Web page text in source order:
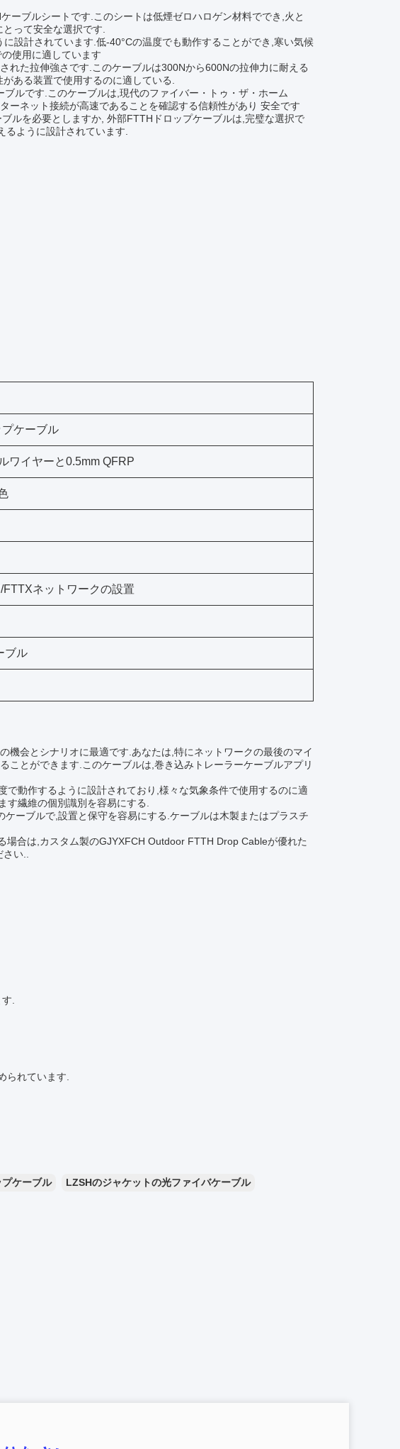
ーブルシートです.このシートは低煙ゼロハロゲン材料ででき,火と
って安全な選択です.
設計されています.低-40°Cの温度でも動作することができ,寒い気候
使用に適しています
れた拉伸強さです.このケーブルは300Nから600Nの拉伸力に耐える
ある装置で使用するのに適している.
ルです.このケーブルは,現代のファイバー・トゥ・ザ・ホーム
ーネット接続が高速であることを確認する信頼性があり 安全です
ルを必要としますか, 外部FTTHドロップケーブルは,完璧な選択で
ように設計されています.
ケーブル
ワイヤーと0.5mm QFRP
FTTXネットワークの設置
ブル
機会とシナリオに最適です.あなたは,特にネットワークの最後のマイ
ことができます.このケーブルは,巻き込みトレーラーケーブルアプリ
動作するように設計されており,様々な気象条件で使用するのに適
す繊維の個別識別を容易にする.
ーブルで,設置と保守を容易にする.ケーブルは木製またはプラスチ
合は,カスタム製のGJYXFCH Outdoor FTTH Drop Cableが優れた
い..
.
られています.
ケーブル LZSHのジャケットの光ファイバケーブル